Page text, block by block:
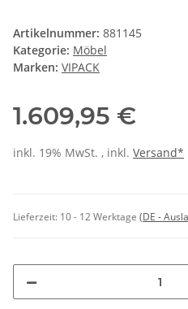
Artikelnummer: 881145
Kategorie: Möbel
Marken: VIPACK
1.609,95 €
inkl. 19% MwSt. , inkl. Versand*
Lieferzeit: 10 - 12 Werktage (DE -